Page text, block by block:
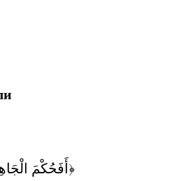
﴿أَفَحُكْمَ